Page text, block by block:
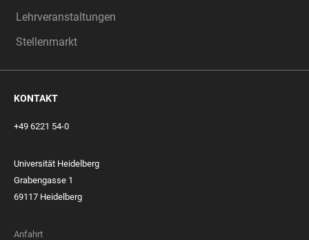
Lehrveranstaltungen
Stellenmarkt
KONTAKT
+49 6221 54-0
Universität Heidelberg
Grabengasse 1
69117 Heidelberg
Anfahrt